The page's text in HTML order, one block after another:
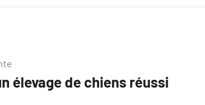
élevage de chiens réussi